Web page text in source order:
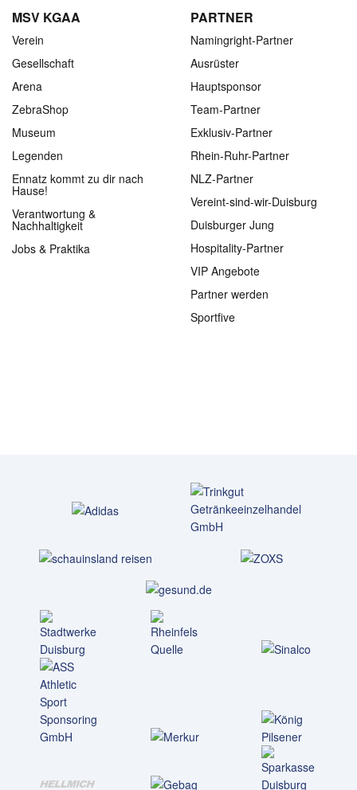
MSV KGAA
Verein
Gesellschaft
Arena
ZebraShop
Museum
Legenden
Ennatz kommt zu dir nach
Hause!
Verantwortung &
Nachhaltigkeit
Jobs & Praktika
PARTNER
Namingright-Partner
Ausrüster
Hauptsponsor
Team-Partner
Exklusiv-Partner
Rhein-Ruhr-Partner
NLZ-Partner
Vereint-sind-wir-Duisburg
Duisburger Jung
Hospitality-Partner
VIP Angebote
Partner werden
Sportfive